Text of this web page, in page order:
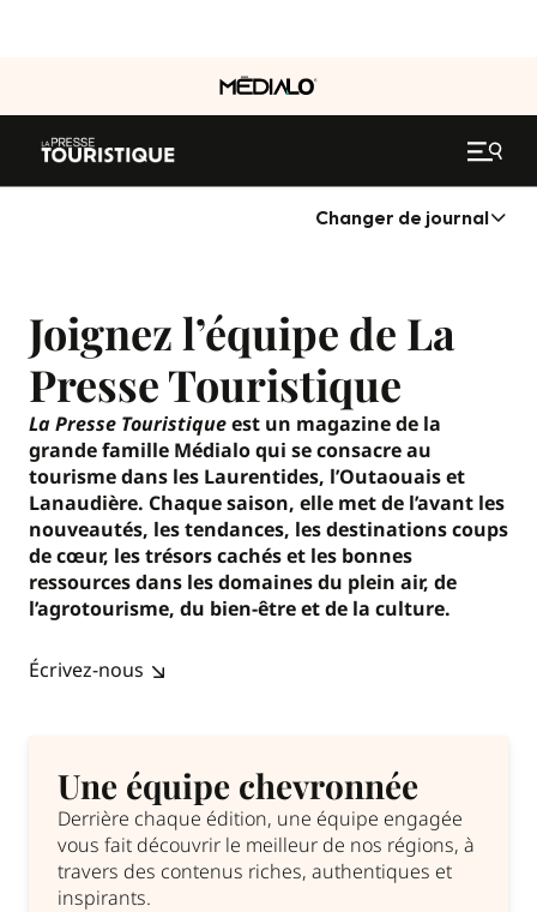
Changer de journal
Joignez l’équipe de La
Presse Touristique
La Presse Touristiqueest un magazine de la
grande famille Médialo qui se consacre au
tourisme dans les Laurentides, l’Outaouais et
Lanaudière. Chaque saison, elle met de l’avant les
nouveautés, les tendances, les destinations coups
de cœur, les trésors cachés et les bonnes
ressources dans les domaines du plein air, de
l’agrotourisme, du bien-être et de la culture.
Écrivez-nous
Une équipe chevronnée
Derrière chaque édition, une équipe engagée
vous fait découvrir le meilleur de nos régions, à
travers des contenus riches, authentiques et
inspirants.